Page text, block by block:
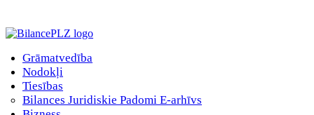
Grāmatvedība
Nodokļi
Tiesības
Bilances Juridiskie Padomi E-arhīvs